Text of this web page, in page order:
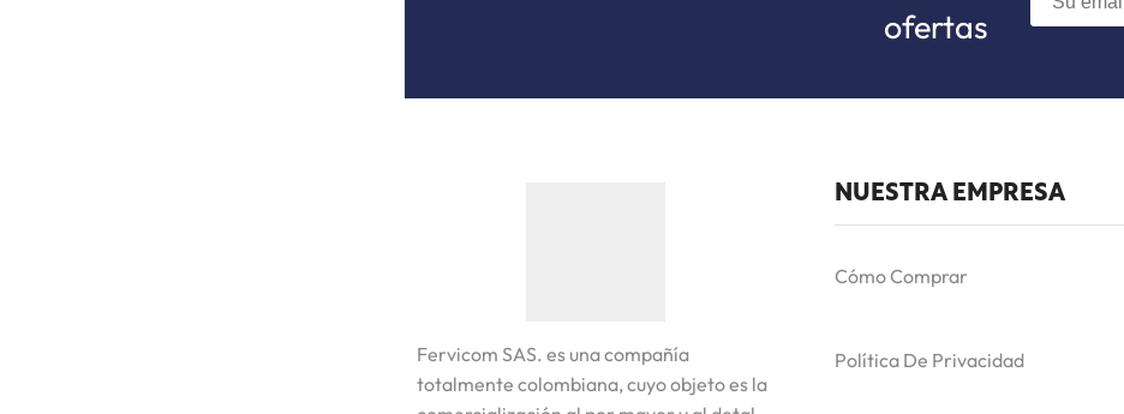
ofertas
Fervicom SAS. es una compañía
totalmente colombiana, cuyo objeto es la
NUESTRA EMPRESA
Cómo Comprar
Política De Privacidad